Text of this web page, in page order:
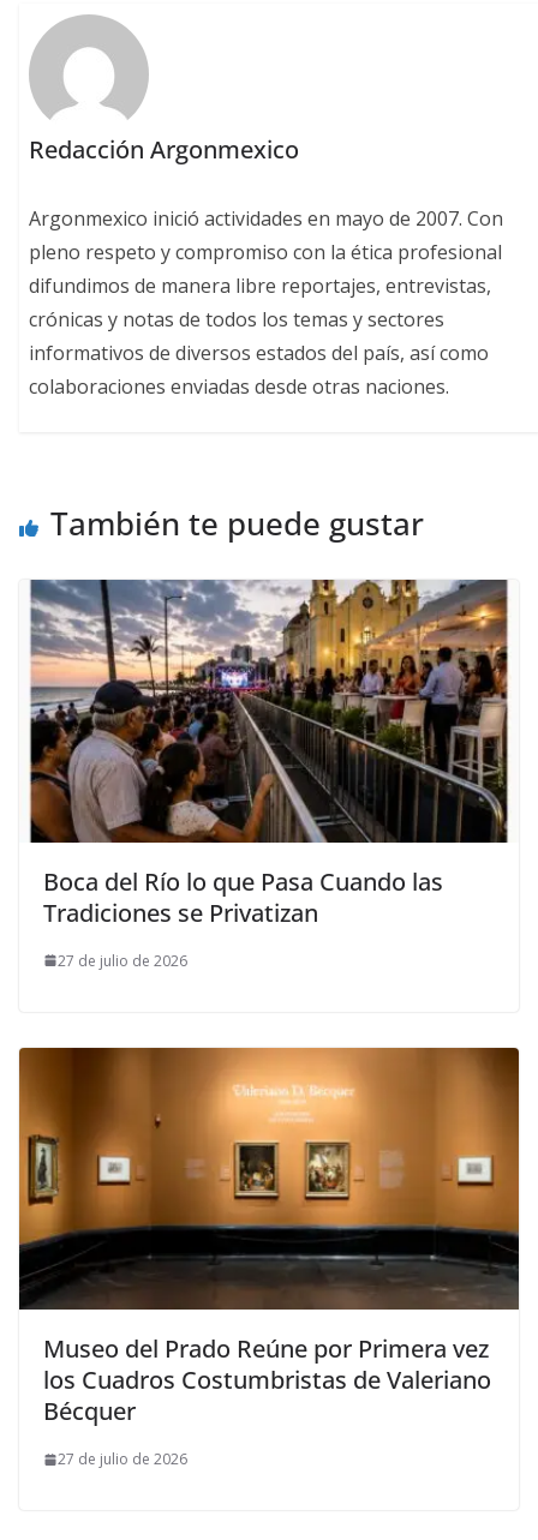
Redacción Argonmexico
Argonmexico inició actividades en mayo de 2007. Con
pleno respeto y compromiso con la ética profesional
difundimos de manera libre reportajes, entrevistas,
crónicas y notas de todos los temas y sectores
informativos de diversos estados del país, así como
colaboraciones enviadas desde otras naciones.
También te puede gustar
Boca del Río lo que Pasa Cuando las
Tradiciones se Privatizan
27 de julio de 2026
Museo del Prado Reúne por Primera vez
los Cuadros Costumbristas de Valeriano
Bécquer
27 de julio de 2026